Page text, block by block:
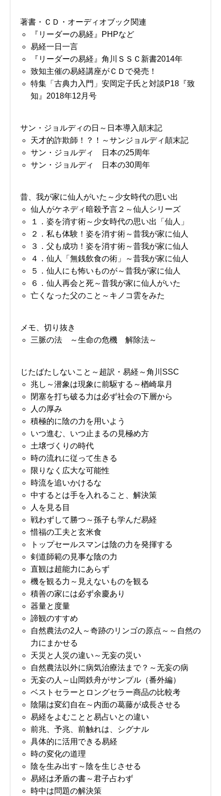
著書・ＣＤ・オーディオブック関連
『リーダーの易経』PHPなど
易経一日一言
『リーダーの易経』角川ＳＳＣ新書2014年
致知主催の易経講座がＣＤで発売！
特集「古典力入門」安岡定子氏と対談P18『致
知』2018年12月号
サン・ジョルディの日～日本導入顛末記
天才的詐欺師！？！～サンジョルディ顛末記
サン・ジョルディ 日本の25周年
サン・ジョルディ 日本の30周年
昔、我が家に仙人がいた～少女時代の思い出
仙人がケネディ暗殺予言２～仙人シリーズ
１．姿を消す術～少女時代の思い出「仙人」
２．私も体験！姿を消す術～昔我が家に仙人
３．父も成功！姿を消す術～昔我が家に仙人
４．仙人「無銭飲食の術」～昔我が家に仙人
５．仙人にも怖いものが～昔我が家に仙人
６．仙人再会と死～昔我が家に仙人がいた
亡くなった父のこと～キノコ雲をみた
メモ、切り抜き
三脈の法 ～生命の危機 解除法～
じたばたしないこと～超訳・易経～角川SSC
兆し～潜象は現象に前駆する～楢崎皐月
閉塞を打ち破る力は必ず社会の下層から
人の厚み
積極的に陰の力を用いよう
いつ進む、いつ止まるの見極め方
土壌づくりの時代
時の流れに従って生きる
限りなく広大な可能性
時流を追いかけるな
中するとは手を入れること、解決策
人を見る目
戦わずして勝つ～孫子も学んだ易経
惜福の工夫と玄米食
トップセールスマンは陰の力を発揮する
剣道師範の見事な陰の力
直観は超能力にあらず
機を観る力～見えないものを観る
積善の家には必ず余慶あり
器量と度量
諦観のすすめ
自然農法の2人～奇跡のリンゴの原点～～自然の
力にまかせる
天災と人災の違い～无妄の災い
自然農法以外に病気治療法まで？～无妄の病
无妄の人～山岡鉄舟がサンプル（番外編）
ベストセラーとロングセラー商品の比較考
陰陽は変幻自在～内面の葛藤が成長させる
易経をよむことと易占いとの違い
前兆、予兆、前触れは、シグナル
具体的に活用できる易経
時の変化の道理
陰を生み出す～陰を生じさせる
易経は矛盾の書～君子占わず
時中は問題の解決策